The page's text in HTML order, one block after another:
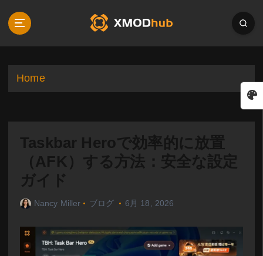
p
Home
Taskbar Heroで効率的に放置
（AFK）する方法：安全な設定
ガイド
Nancy Miller ブログ 6月 18, 2026